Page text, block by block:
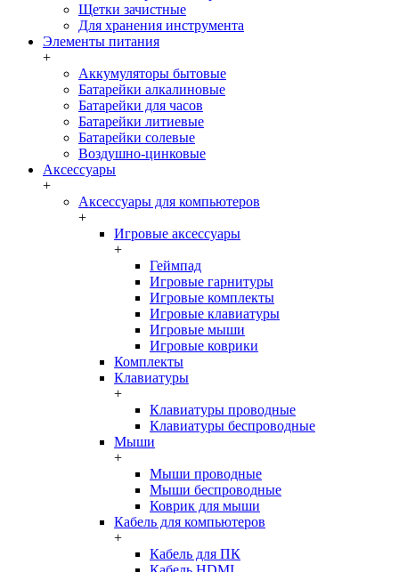
Щетки зачистные
Для хранения инструмента
Элементы питания
+
Аккумуляторы бытовые
Батарейки алкалиновые
Батарейки для часов
Батарейки литиевые
Батарейки солевые
Воздушно-цинковые
Аксессуары
+
Аксессуары для компьютеров
+
Игровые аксессуары
+
Геймпад
Игровые гарнитуры
Игровые комплекты
Игровые клавиатуры
Игровые мыши
Игровые коврики
Комплекты
Клавиатуры
+
Клавиатуры проводные
Клавиатуры беспроводные
Мыши
+
Мыши проводные
Мыши беспроводные
Коврик для мыши
Кабель для компьютеров
+
Кабель для ПК